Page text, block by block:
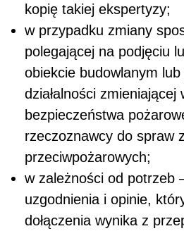
kopię takiej ekspertyzy;
w przypadku zmiany
polegającej na podjęciu
obiekcie budowlanym
działalności zmieniającej
bezpieczeństwa
rzeczoznawcy do spraw
przeciwpożarowych;
w zależności od potrzeb
uzgodnienia i opinie,
dołączenia wynika z